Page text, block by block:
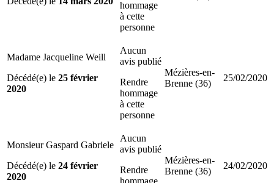
hommage
à cette
personne
Madame Jacqueline Weill
Décédé(e) le 25 février
2020
Aucun
avis publié
Rendre
hommage
à cette
personne
Mézières-en-
Brenne (36)
25/02/2020
Monsieur Gaspard Gabriele
Décédé(e) le 24 février
2020
Aucun
avis publié
Rendre
hommage
Mézières-en-
Brenne (36)
24/02/2020